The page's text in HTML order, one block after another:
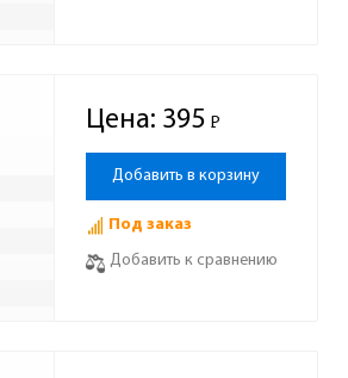
Цена: 395 Р
-
Добавить в корзину
Под заказ
Добавить к сравнению